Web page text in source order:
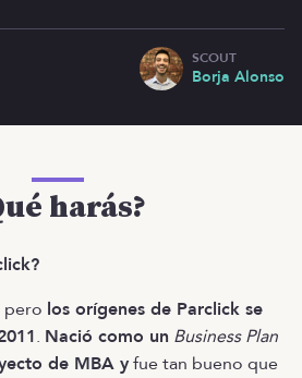
SCOUT
Borja Alonso
harás?
pero los orígenes de Parclick se
. Nació como un Business Plan
de MBA yfue tan bueno que